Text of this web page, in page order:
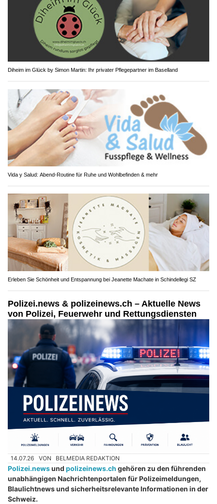
Diheim im Glück by Simon Martin: Ihr privater Pflegepartner im Baselland
Vida y Salud: Abend-Routine für Ruhe und Wohlbefinden & mehr
Erleben Sie Schönheit und Entspannung bei Jeanette Machate in Schindellegi SZ
Polizei.news & polizeinews.ch – Aktuelle News
von Polizei, Feuerwehr und Rettungsdiensten
14.07.26 VON BELMEDIA REDAKTION
Polizei.newsund polizeinews.ch gehören zu den führenden
unabhängigen Nachrichtenportalen für Polizeimeldungen,
Blaulichtnews und sicherheitsrelevante Informationen in der
Schweiz.